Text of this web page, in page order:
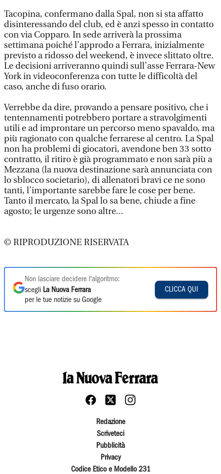
Tacopina, confermano dalla Spal, non si sta affatto
disinteressando del club, ed è anzi spesso in contatto
con via Copparo. In sede arriverà la prossima
settimana poiché l’approdo a Ferrara, inizialmente
previsto a ridosso del weekend, è invece slittato oltre.
Le decisioni arriveranno quindi sull’asse Ferrara-New
York in videoconferenza con tutte le difficoltà del
caso, anche di fuso orario.
Verrebbe da dire, provando a pensare positivo, che i
tentennamenti potrebbero portare a stravolgimenti
utili e ad improntare un percorso meno spavaldo, ma
più ragionato con qualche ferrarese al centro. La Spal
non ha problemi di giocatori, avendone ben 33 sotto
contratto, il ritiro è già programmato e non sarà più a
Mezzana (la nuova destinazione sarà annunciata con
lo sblocco societario), di allenatori bravi ce ne sono
tanti, l’importante sarebbe fare le cose per bene.
Tanto il mercato, la Spal lo sa bene, chiude a fine
agosto; le urgenze sono altre...
© RIPRODUZIONE RISERVATA
Non lasciare decidere l'algoritmo:
scegli La Nuova Ferrara
per le tue notizie su Google
CLICCA QUI
Redazione
Scriveteci
Pubblicità
Privacy
Codice Etico e Modello 231